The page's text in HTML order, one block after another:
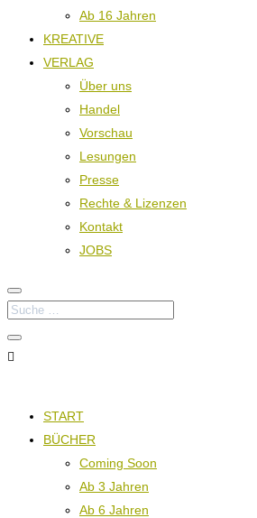
Ab 16 Jahren
KREATIVE
VERLAG
Über uns
Handel
Vorschau
Lesungen
Presse
Rechte & Lizenzen
Kontakt
JOBS

START
BÜCHER
Coming Soon
Ab 3 Jahren
Ab 6 Jahren